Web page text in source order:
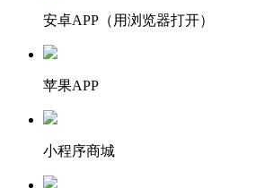
安卓APP（用浏览器打开）
苹果APP
小程序商城